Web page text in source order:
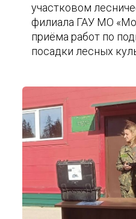
участковом
филиала ГАУ МО
приёма работ по
посадки лесных